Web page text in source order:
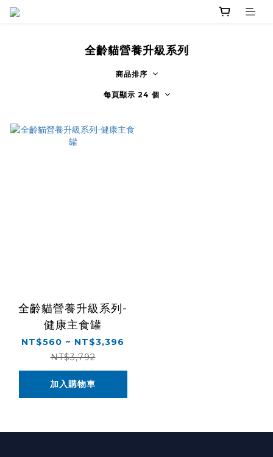
全齡貓營養升級系列
商品排序
每頁顯示 24 個
全齡貓營養升級系列-
健康主食罐
NT$560 ~ NT$3,396
NT$3,792
加入購物車